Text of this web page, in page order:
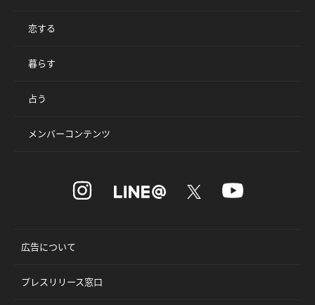
恋する
暮らす
占う
メンバーコンテンツ
広告について
プレスリリース窓口